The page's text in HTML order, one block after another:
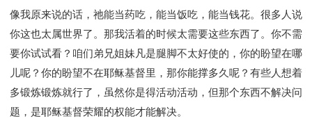
像我原来说的话，祂能当药吃，能当饭吃，能当钱花。很多人说
你这也太属世界了。那我活着的时候太需要这些东西了。你不需
要你试试看？咱们弟兄姐妹凡是腿脚不太好使的，你的盼望在哪
儿呢？你的盼望不在耶稣基督里，那你能撑多久呢？有些人想着
多锻炼锻炼就行了，虽然你是得活动活动，但那个东西不解决问
题，是耶稣基督荣耀的权能才能解决。